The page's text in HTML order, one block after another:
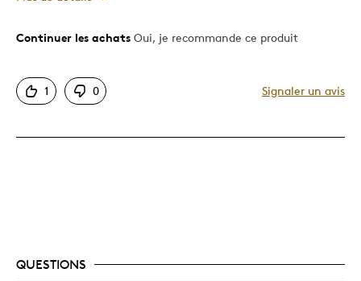
Le pour
Motif attrayant
Très bonne qualité
Cadeau pour enfant
Continuer les achats Oui, je recommande ce produit
1 0 Signaler un avis
QUESTIONS